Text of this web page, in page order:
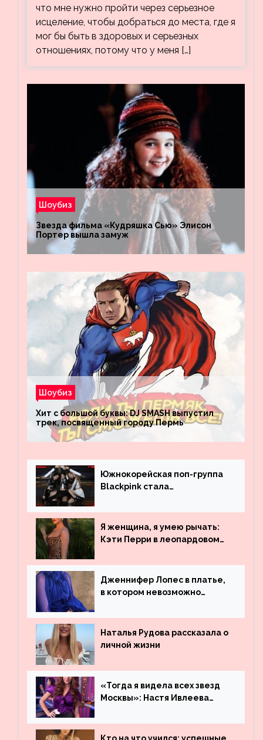
что мне нужно пройти через серьезное
исцеление, чтобы добраться до места, где я
мог бы быть в здоровых и серьезных
отношениях, потому что у меня […]
Шоубиз
Звезда фильма «Кудряшка Сью» Элисон
Портер вышла замуж
Шоубиз
Хит с большой буквы: DJ SMASH выпустил
трек, посвященный городу Пермь
Южнокорейская поп-группа
Blackpink стала
просмотрам на YouTube. Они
обогнали даже Джастина
Бибера
Я женщина, я умею рычать:
Кэти Перри в леопардовом
Дженнифер Лопес в платье,
в котором невозможно
Наталья Рудова рассказала о
личной жизни
«Тогда я видела всех звезд
Москвы»: Настя Ивлеева
популярности и выложила
архивные фото
Кто на что учился: успешные